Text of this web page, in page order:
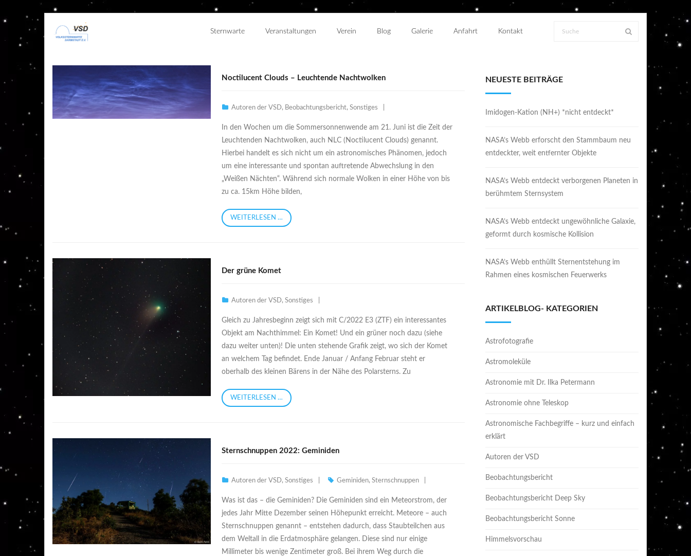
Sternwarte Veranstaltungen Verein Blog Galerie Anfahrt Kontakt
Noctilucent Clouds – Leuchtende Nachtwolken
Autoren der VSD, Beobachtungsbericht,Sonstiges
In den Wochen um die Sommersonnenwende am 21. Juni ist die Zeit der
Leuchtenden Nachtwolken, auch NLC (Noctilucent Clouds) genannt.
Hierbei handelt es sich nicht um ein astronomisches Phänomen, jedoch
um eine interessante und spontan auftretende Abwechslung in den
„Weißen Nächten“. Während sich normale Wolken in einer Höhe von bis
zu ca. 15km Höhe bilden,
WEITERLESEN …
Der grüne Komet
Autoren der VSD,Sonstiges
Gleich zu Jahresbeginn zeigt sich mit C/2022 E3 (ZTF) ein interessantes
Objekt am Nachthimmel: Ein Komet! Und ein grüner noch dazu (siehe
dazu weiter unten)! Die unten stehende Grafik zeigt, wo sich der Komet
an welchem Tag befindet. Ende Januar / Anfang Februar steht er
oberhalb des kleinen Bärens in der Nähe des Polarsterns. Zu
WEITERLESEN …
Sternschnuppen 2022: Geminiden
Autoren der VSD,Sonstiges Geminiden,Sternschnuppen
Was ist das – die Geminiden? Die Geminiden sind ein Meteorstrom, der
jedes Jahr Mitte Dezember seinen Höhepunkt erreicht. Meteore – auch
Sternschnuppen genannt – entstehen dadurch, dass Staubteilchen aus
dem Weltall in die Erdatmosphäre gelangen. Diese sind nur einige
Millimeter bis wenige Zentimeter groß. Bei ihrem Weg durch die
NEUESTE BEITRÄGE
Imidogen-Kation (NH+) *nicht entdeckt*
NASA’s Webb erforscht den Stammbaum neu
entdeckter, weit entfernter Objekte
NASA’s Webb entdeckt verborgenen Planeten in
berühmtem Sternsystem
NASA’s Webb entdeckt ungewöhnliche Galaxie,
geformt durch kosmische Kollision
NASA’s Webb enthüllt Sternentstehung im
Rahmen eines kosmischen Feuerwerks
ARTIKELBLOG- KATEGORIEN
Astrofotografie
Astromoleküle
Astronomie mit Dr. Ilka Petermann
Astronomie ohne Teleskop
Astronomische Fachbegriffe – kurz und einfach
erklärt
Autoren der VSD
Beobachtungsbericht
Beobachtungsbericht Deep Sky
Beobachtungsbericht Sonne
Himmelsvorschau